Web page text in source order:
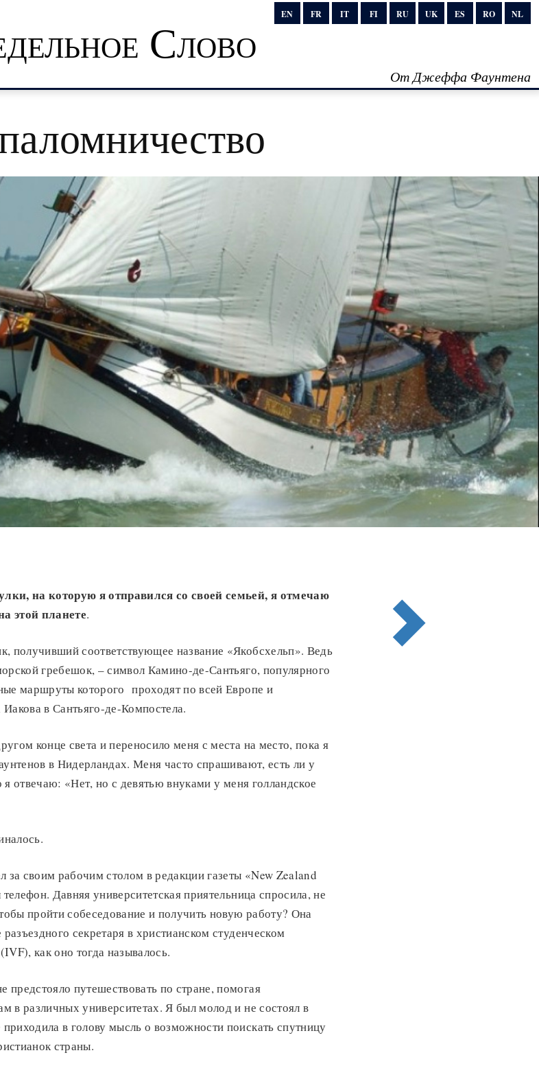
EN FR IT FI RU UK ES RO NL
Слово
От Джеффа Фаунтена
на которую я отправился со своей семьей, я отмечаю
этой планете.
получивший соответствующее название «Якобсхельп». Ведь
гребешок, – символ Камино-де-Сантьяго, популярного
маршруты которого проходят по всей Европе и
в Сантьяго-де-Компостела.
конце света и переносило меня с места на место, пока я
в Нидерландах. Меня часто спрашивают, есть ли у
отвечаю: «Нет, но с девятью внуками у меня голландское
своим рабочим столом в редакции газеты «New Zealand
Давняя университетская приятельница спросила, не
пройти собеседование и получить новую работу? Она
секретаря в христианском студенческом
как оно тогда называлось.
путешествовать по стране, помогая
в различных университетах. Я был молод и не состоял в
в голову мысль о возможности поискать спутницу
страны.